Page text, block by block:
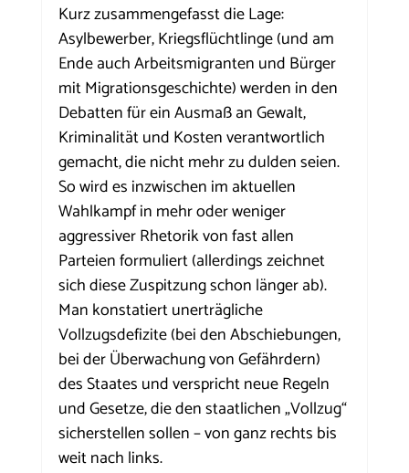
Kurz zusammengefasst die Lage:
Asylbewerber, Kriegsflüchtlinge (und am
Ende auch Arbeitsmigranten und Bürger
mit Migrationsgeschichte) werden in den
Debatten für ein Ausmaß an Gewalt,
Kriminalität und Kosten verantwortlich
gemacht, die nicht mehr zu dulden seien.
So wird es inzwischen im aktuellen
Wahlkampf in mehr oder weniger
aggressiver Rhetorik von fast allen
Parteien formuliert (allerdings zeichnet
sich diese Zuspitzung schon länger ab).
Man konstatiert unerträgliche
Vollzugsdefizite (bei den Abschiebungen,
bei der Überwachung von Gefährdern)
des Staates und verspricht neue Regeln
und Gesetze, die den staatlichen „Vollzug“
sicherstellen sollen – von ganz rechts bis
weit nach links.